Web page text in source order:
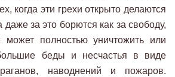
когда эти грехи открыто делаются
даже за это борются как за свободу,
может полностью уничтожить или
беды и несчастья в виде
наводнений и пожаров.